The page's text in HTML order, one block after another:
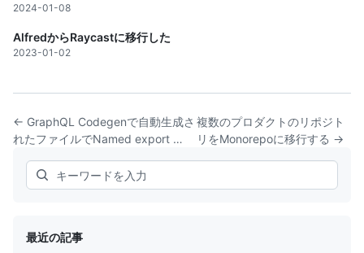
2024-01-08
AlfredからRaycastに移行した
2023-01-02
← GraphQL Codegenで自動生成さ
れたファイルでNamed export …
複数のプロダクトのリポジト
リをMonorepoに移行する →
Search
最近の記事